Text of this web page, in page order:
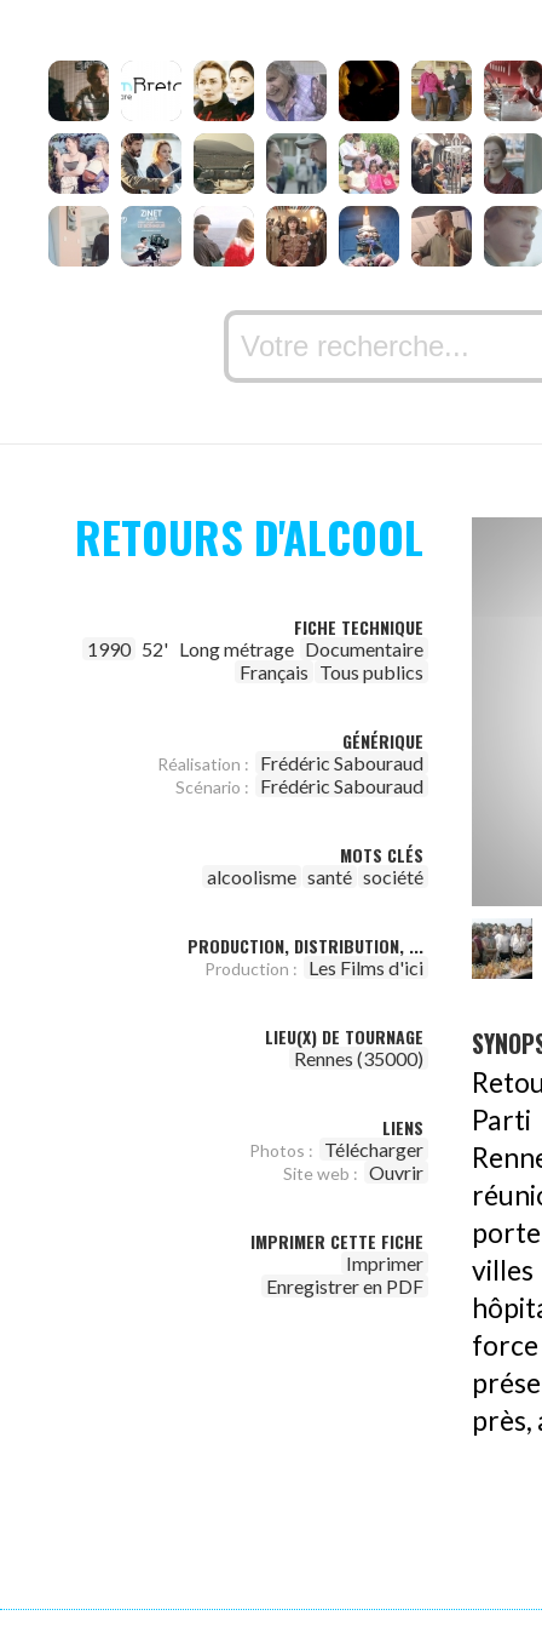
RETOURS D'ALCOOL
FICHE TECHNIQUE
1990 52' Long métrage Documentaire
Français Tous publics
GÉNÉRIQUE
Réalisation : Frédéric Sabouraud
Scénario : Frédéric Sabouraud
MOTS CLÉS
alcoolisme santé société
PRODUCTION, DISTRIBUTION, ...
Production : Les Films d'ici
LIEU(X) DE TOURNAGE
Rennes (35000)
LIENS
Photos : Télécharger
Site web : Ouvrir
IMPRIMER CETTE FICHE
Imprimer
Enregistrer en PDF
près,